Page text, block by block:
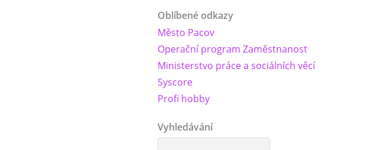
Oblíbené odkazy
Město Pacov
Operační program Zaměstnanost
Ministerstvo práce a sociálních věcí
Syscore
Profi hobby
Vyhledávání